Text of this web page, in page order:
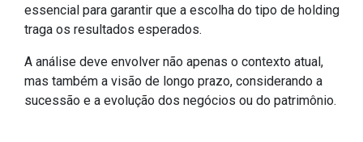
essencial para garantir que a escolha do tipo de holding
traga os resultados esperados.
A análise deve envolver não apenas o contexto atual,
mas também a visão de longo prazo, considerando a
sucessão e a evolução dos negócios ou do patrimônio.